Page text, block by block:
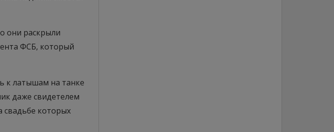
они раскрыли
ФСБ, который
к латышам на танке
даже свидетелем
свадьбе которых